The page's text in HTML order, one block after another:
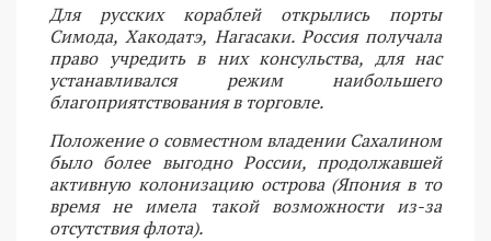
Для русских кораблей открылись порты
Симода, Хакодатэ, Нагасаки. Россия получала
право учредить в них консульства, для нас
устанавливался режим наибольшего
благоприятствования в торговле.
Положение о совместном владении Сахалином
было более выгодно России, продолжавшей
активную колонизацию острова (Япония в то
время не имела такой возможности из-за
отсутствия флота).